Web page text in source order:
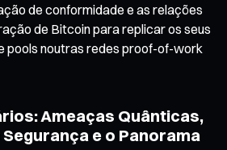
de conformidade e as relações
de Bitcoin para replicar os seus
pools noutras redes proof-of-work
Ameaças Quânticas,
e o Panorama